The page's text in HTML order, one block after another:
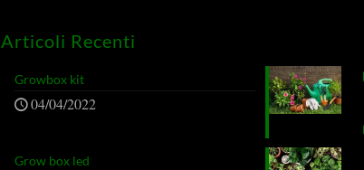
Articoli Recenti
Growbox kit
04/04/2022
Grow box led